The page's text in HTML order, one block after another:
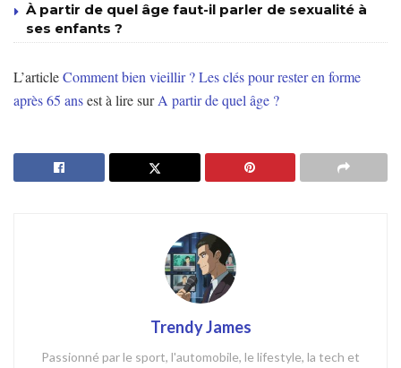
À partir de quel âge faut-il parler de sexualité à
ses enfants ?
L’articleComment bien vieillir ? Les clés pour rester en forme
après 65 ansest à lire surA partir de quel âge ?
Trendy James
Passionné par le sport, l'automobile, le lifestyle, la tech et